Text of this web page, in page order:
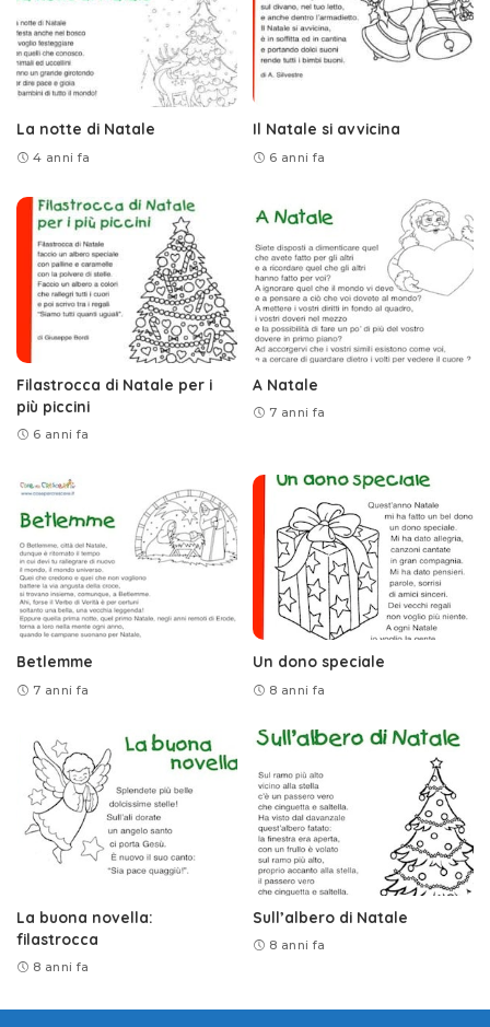
La notte di Natale
4 anni fa
Il Natale si avvicina
6 anni fa
Filastrocca di Natale per i
più piccini
6 anni fa
A Natale
7 anni fa
Betlemme
7 anni fa
Un dono speciale
8 anni fa
La buona novella:
filastrocca
8 anni fa
Sull’albero di Natale
8 anni fa